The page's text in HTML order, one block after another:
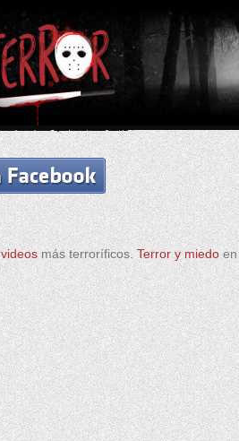
videosmás terroríficos.Terror y miedoen